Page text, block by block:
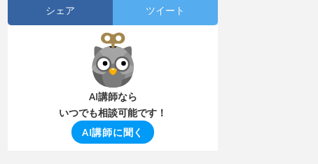
シェア ツイート
AI講師なら
いつでも相談可能です！
AI講師に聞く